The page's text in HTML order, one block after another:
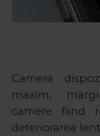
Camera
maxim,
camere fiind
deteriorarea